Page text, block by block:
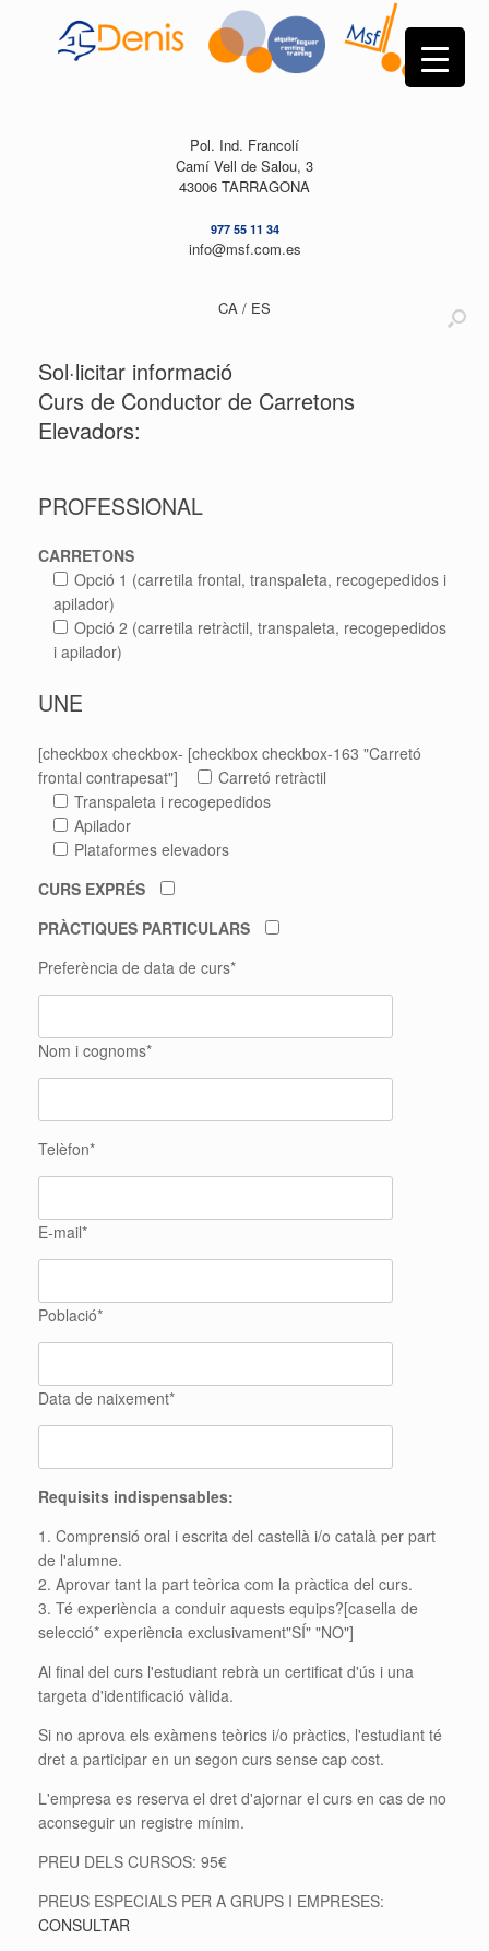
Pol. Ind. Francolí
Camí Vell de Salou, 3
43006 TARRAGONA
977 55 11 34
info@msf.com.es
CA / ES
Sol·licitar informació
Curs de Conductor de Carretons
Elevadors:
PROFESSIONAL
CARRETONS
Opció 1 (carretila frontal, transpaleta, recogepedidos i
apilador)
Opció 2 (carretila retràctil, transpaleta, recogepedidos
i apilador)
UNE
[checkbox checkbox- [checkbox checkbox-163 "Carretó
frontal contrapesat"]
Carretó retràctil
Transpaleta i recogepedidos
Apilador
Plataformes elevadors
CURS EXPRÉS
PRÀCTIQUES PARTICULARS
Preferència de data de curs*
Nom i cognoms*
Telèfon*
E-mail*
Població*
Data de naixement*
Requisits indispensables:
1. Comprensió oral i escrita del castellà i/o català per part
de l'alumne.
2. Aprovar tant la part teòrica com la pràctica del curs.
3. Té experiència a conduir aquests equips?[casella de
selecció* experiència exclusivament"SÍ" "NO"]
Al final del curs l'estudiant rebrà un certificat d'ús i una
targeta d'identificació vàlida.
Si no aprova els exàmens teòrics i/o pràctics, l'estudiant té
dret a participar en un segon curs sense cap cost.
L'empresa es reserva el dret d'ajornar el curs en cas de no
aconseguir un registre mínim.
PREU DELS CURSOS: 95€
PREUS ESPECIALS PER A GRUPS I EMPRESES:
CONSULTAR